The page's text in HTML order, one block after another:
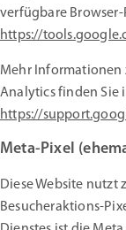
verfügbare
https://
Mehr Informationen
Analytics finden Sie
https://
Meta-Pixel
Diese Website nutzt
Besucheraktions-